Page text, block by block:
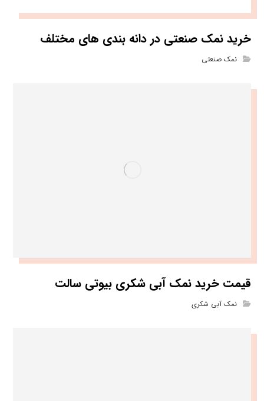
خرید نمک صنعتی در دانه بندی های مختلف
نمک صنعتی
قیمت خرید نمک آبی شکری بیوتی سالت
نمک آبی شکری